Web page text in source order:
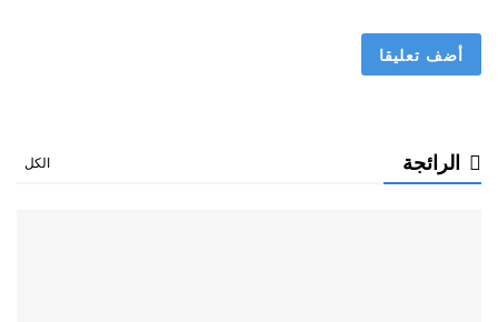
الرائجة الكل